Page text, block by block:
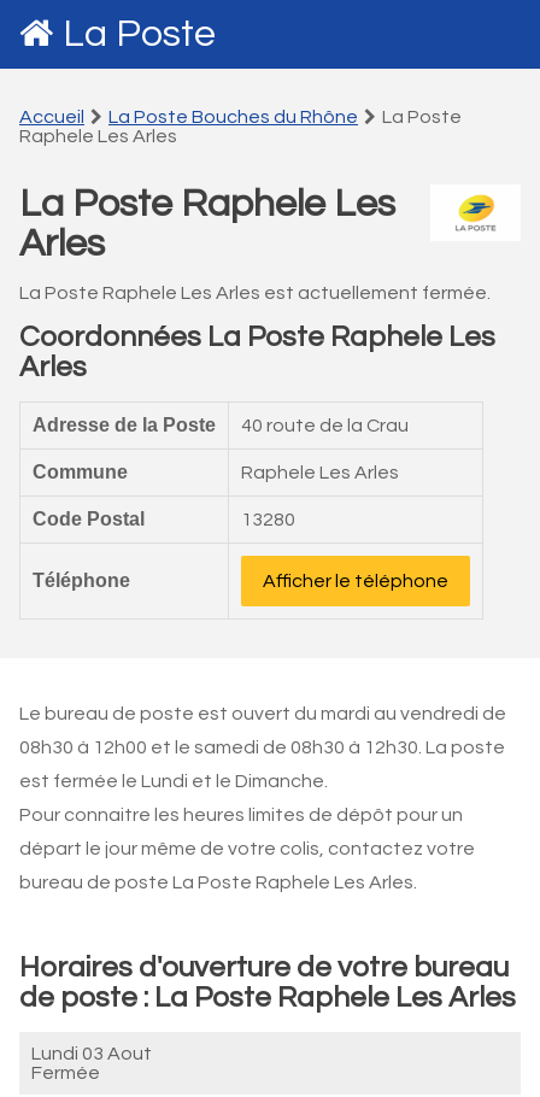
La Poste
Accueil La Poste Bouches du Rhône
La Poste
Raphele Les Arles
La Poste Raphele Les
Arles
La Poste Raphele Les Arles est actuellement fermée.
Coordonnées La Poste Raphele Les
Arles
Adresse de la Poste 40 route de la Crau
Commune Raphele Les Arles
Code Postal 13280
Téléphone Afficher le téléphone
Le bureau de poste est ouvert du mardi au vendredi de
08h30 à 12h00 et le samedi de 08h30 à 12h30. La poste
est fermée le Lundi et le Dimanche.
Pour connaitre les heures limites de dépôt pour un
départ le jour même de votre colis, contactez votre
bureau de poste La Poste Raphele Les Arles.
Horaires d'ouverture de votre bureau
de poste : La Poste Raphele Les Arles
Lundi 03 Aout
Fermée